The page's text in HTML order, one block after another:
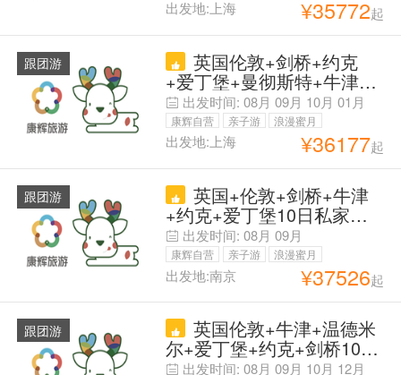
团】【保证成团】【每周
三，六特价班，CD线为暑
期特价班】赠湖区小火车体
验&大英伦敦市区中文讲解|
满四人独立成团
父母安心游
出发地:上海 ¥35772起
跟团游 英国伦敦+剑桥+约克
+爱丁堡+曼彻斯特+牛津9
日8晚私家团 <五一&暑期双
重优惠>大英博物馆私人独
立讲解+百年庄园下午茶体
验·立减优惠详询客服·可提
供代办签证服务&免费规划
心仪行程·全程行程管家独
立服务·专属独立用车
出发时间: 08月 09月 10月 01月
康辉自营 亲子游
浪漫蜜月
父母安心游
出发地:上海 ¥36177起
跟团游 英国+伦敦+剑桥+牛津
+约克+爱丁堡10日私家团
【秋冬特促——咨询客服享
300优惠券】 另特赠大英博
物馆2h讲解 1单1团 不拼
车！ 【中文司机兼导服 务 |
4-酒店 | 行程可定制】 专业
线路规划师 多条线路可选
择~
出发时间: 08月 09月
康辉自营 亲子游
浪漫蜜月
父母安心游
出发地:南京 ¥37526起
跟团游 英国伦敦+牛津+温德米
尔+爱丁堡+约克+剑桥10日
拼小团 【自营2-6人VIP纯
出发时间: 08月 09月 10月 12月